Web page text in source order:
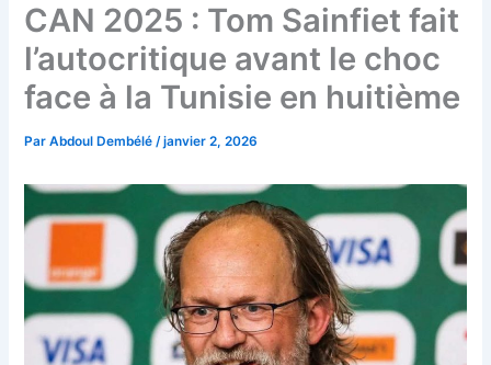
CAN 2025 : Tom Sainfiet fait
l’autocritique avant le choc
face à la Tunisie en huitième
ParAbdoul Dembélé/janvier 2, 2026